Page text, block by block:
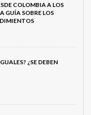
COLOMBIA A LOS
GUÍA SOBRE LOS
¿SE DEBEN